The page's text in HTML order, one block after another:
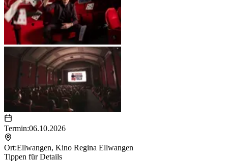
Termin:06.10.2026
Ort:Ellwangen, Kino Regina Ellwangen
Tippen für Details